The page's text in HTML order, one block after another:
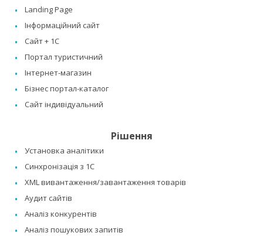
Landing Page
Інформаційний сайт
Сайт + 1C
Портал туристичний
Інтернет-магазин
Бізнес портал-каталог
Сайт індивідуальний
Рішення
Установка аналітики
Синхронізація з 1C
XML вивантаження/завантаження товарів
Аудит сайтів
Аналіз конкурентів
Аналіз пошукових запитів